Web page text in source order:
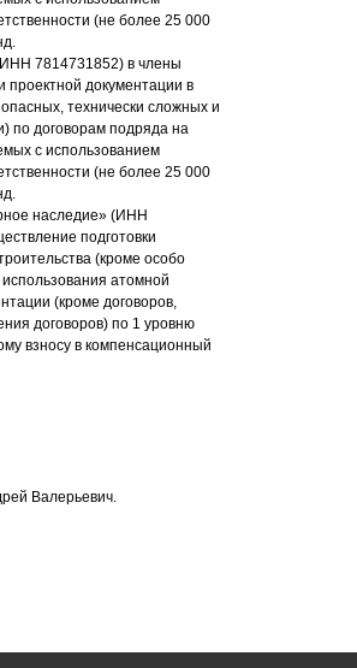
(не более 25 000
7814731852) в члены
проектной документации в
технически сложных и
по договорам подряда на
с использованием
(не более 25 000
наследие» (ИНН
подготовки
(кроме особо
атомной
(кроме договоров,
договоров) по 1 уровню
взносу в компенсационный
Валерьевич.